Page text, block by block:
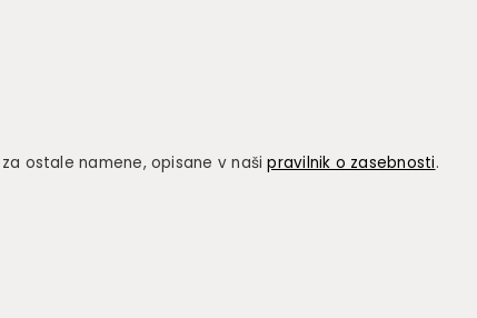
ostale namene, opisane v našipravilnik o zasebnosti.